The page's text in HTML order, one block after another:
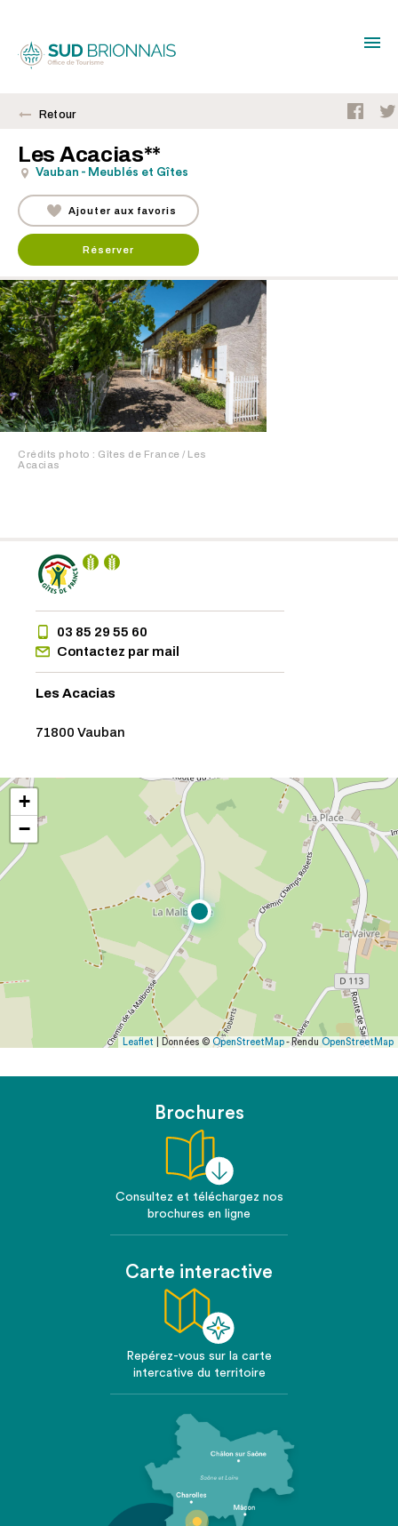
Retour
Les Acacias**
Vauban - Meublés et Gîtes
Ajouter aux favoris
Réserver
Crédits photo : Gîtes de France / Les
Acacias
03 85 29 55 60
Contactez par mail
Les Acacias
71800 Vauban
+
−
Leaflet | Données © OpenStreetMap- Rendu OpenStreetMap
Brochures
Consultez et téléchargez nos
brochures en ligne
Carte interactive
Repérez-vous sur la carte
intercative du territoire